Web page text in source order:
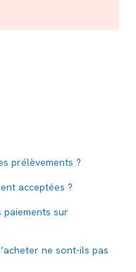
prélèvements ?
acceptées ?
sur
ne sont-ils pas